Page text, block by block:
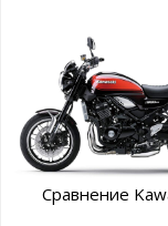
Сравнение